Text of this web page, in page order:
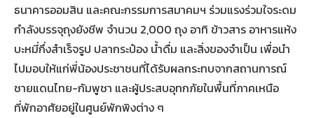
ธนาคารออมสิน และคณะกรรมการสมาคมฯ ร่วมแรงร่วมใจระดม
กำลังบรรจุถุงยังชีพ จำนวน 2,000 ถุง อาทิ ข้าวสาร อาหารแห้ง
บะหมี่กึ่งสำเร็จรูป ปลากระป๋อง น้ำดื่ม และสิ่งของจำเป็น เพื่อนำ
ไปมอบให้แก่พี่น้องประชาชนที่ได้รับผลกระทบจากสถานการณ์
ชายแดนไทย-กัมพูชา และผู้ประสบอุทกภัยในพื้นที่ภาคเหนือ
ที่พักอาศัยอยู่ในศูนย์พักพิงต่าง ๆ